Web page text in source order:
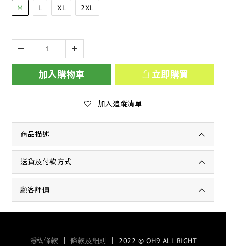
M L XL 2XL
加入購物車 立即購買
加入追蹤清單
商品描述
送貨及付款方式
顧客評價
隱私條款 ｜條款及細則
｜ 2022 © OH9 ALL RIGHT